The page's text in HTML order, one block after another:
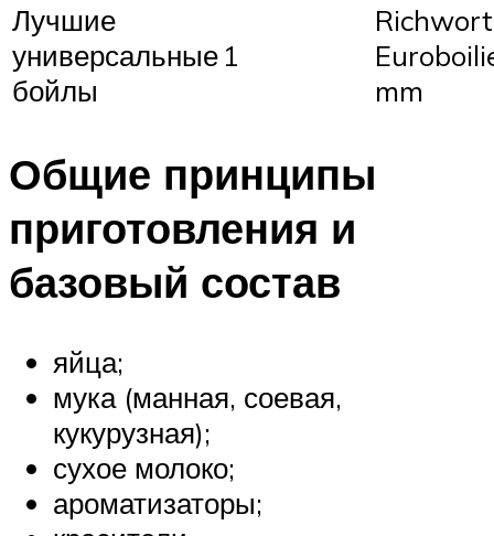
Лучшие
универсальные
бойлы
1
mm
Общие принципы
приготовления и
базовый состав
яйца;
мука (манная, соевая,
кукурузная);
сухое молоко;
ароматизаторы;